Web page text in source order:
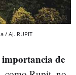
AJ. RUPIT
importancia de